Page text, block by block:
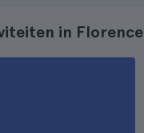
in Florence